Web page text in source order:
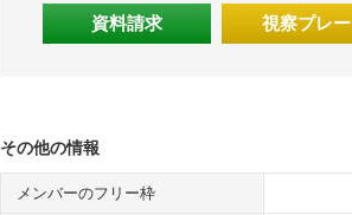
資料請求 視察プレー
その他の情報
メンバーのフリー枠